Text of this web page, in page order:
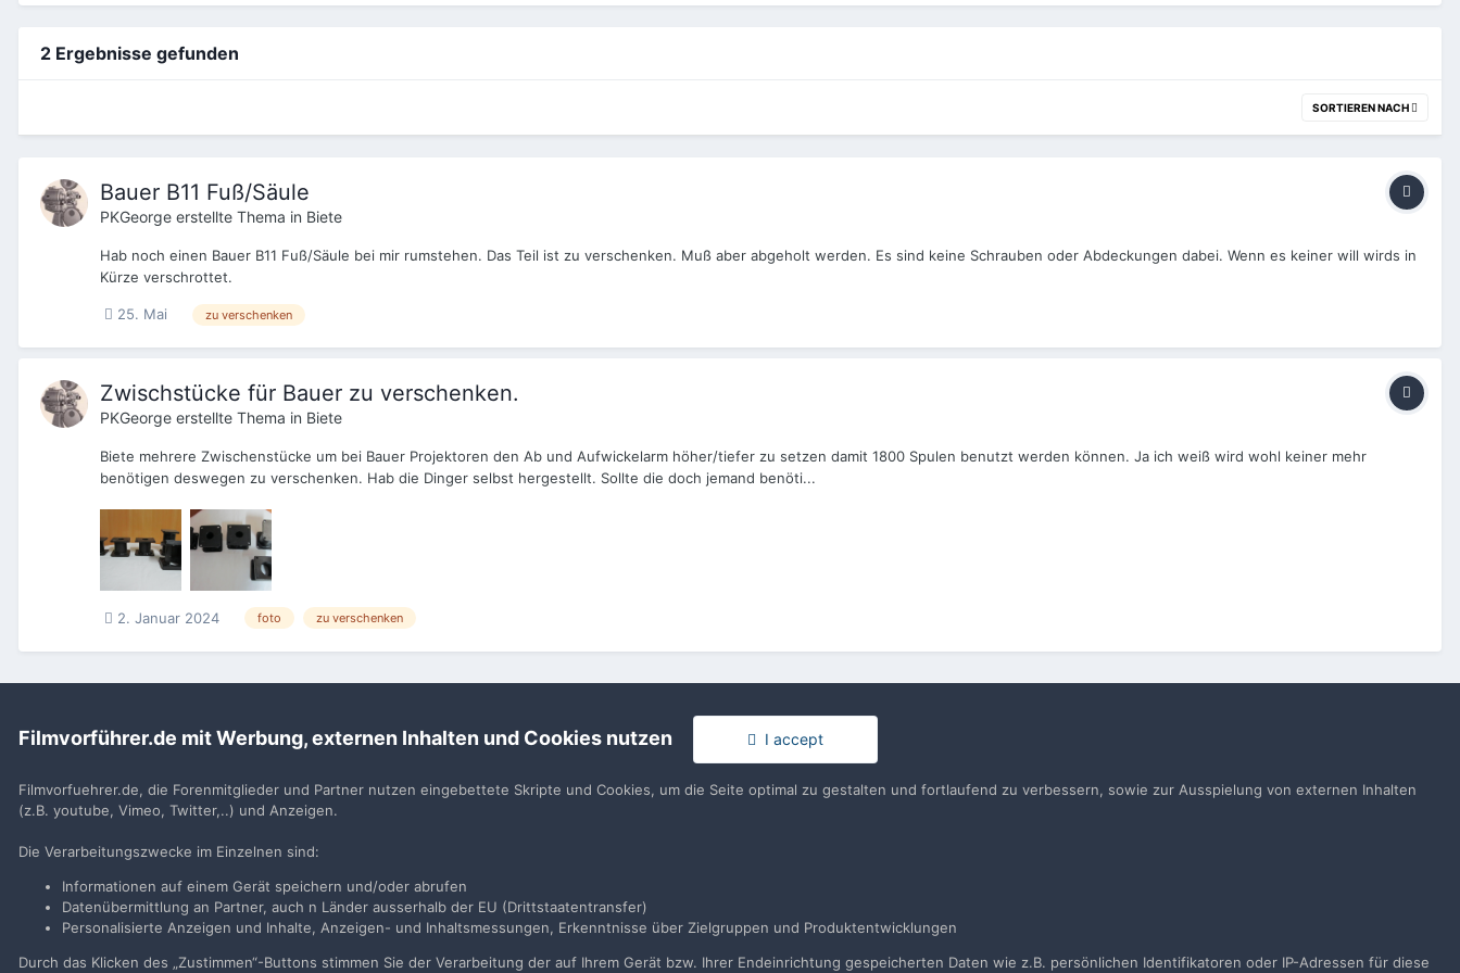
2 Ergebnisse gefunden
SORTIEREN NACH
Bauer B11 Fuß/Säule
PKGeorge erstellte Thema in Biete
Hab noch einen Bauer B11 Fuß/Säule bei mir rumstehen. Das Teil ist zu verschenken. Muß aber abgeholt werden. Es sind keine Schrauben oder Abdeckungen dabei. Wenn es keiner will wirds in
Kürze verschrottet.
25. Mai zu verschenken
Zwischstücke für Bauer zu verschenken.
PKGeorge erstellte Thema in Biete
Biete mehrere Zwischenstücke um bei Bauer Projektoren den Ab und Aufwickelarm höher/tiefer zu setzen damit 1800 Spulen benutzt werden können. Ja ich weiß wird wohl keiner mehr
benötigen deswegen zu verschenken. Hab die Dinger selbst hergestellt. Sollte die doch jemand benöti...
2. Januar 2024 foto zu verschenken
Startseite Suche
Filmvorführer.de via Google durchsuchen:
Sprache Impressum / Datenschutzerklärung
Realisierung: IN-Solution
Filmvorführer.de mit Werbung, externen Inhalten und Cookies nutzen I accept
Filmvorfuehrer.de, die Forenmitglieder und Partner nutzen eingebettete Skripte und Cookies, um die Seite optimal zu gestalten und fortlaufend zu verbessern, sowie zur Ausspielung von externen Inhalten
(z.B. youtube, Vimeo, Twitter,..) und Anzeigen.
Die Verarbeitungszwecke im Einzelnen sind:
Informationen auf einem Gerät speichern und/oder abrufen
Datenübermittlung an Partner, auch n Länder ausserhalb der EU (Drittstaatentransfer)
Personalisierte Anzeigen und Inhalte, Anzeigen- und Inhaltsmessungen, Erkenntnisse über Zielgruppen und Produktentwicklungen
Durch das Klicken des „Zustimmen“-Buttons stimmen Sie der Verarbeitung der auf Ihrem Gerät bzw. Ihrer Endeinrichtung gespeicherten Daten wie z.B. persönlichen Identifikatoren oder IP-Adressen für diese